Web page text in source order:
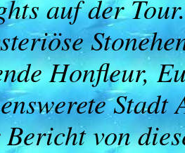
auf der
Honfleur,
von